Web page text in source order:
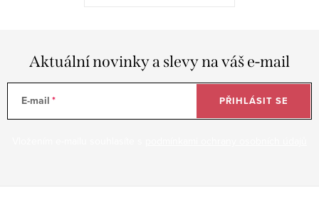
Aktuální novinky a slevy na váš e-mail
E-mail PŘIHLÁSIT SE